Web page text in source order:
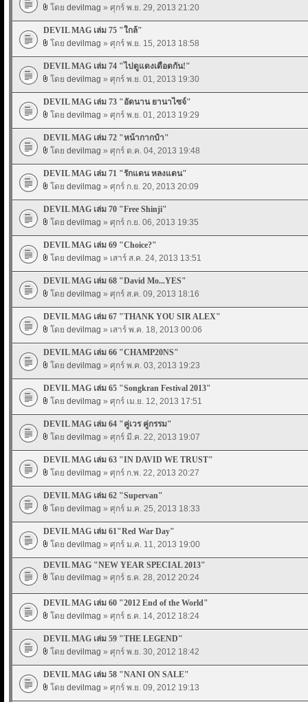
โดย devilmag » ศุกร์ พ.ย. 29, 2013 21:20
DEVIL MAG เล่ม 75 "ใกล้"
โดย devilmag » ศุกร์ พ.ย. 15, 2013 18:58
DEVIL MAG เล่ม 74 "ไปดูแดงเดือดกัน!"
โดย devilmag » ศุกร์ พ.ย. 01, 2013 19:30
DEVIL MAG เล่ม 73 "อัดนาน ยานาไซจ์"
โดย devilmag » ศุกร์ พ.ย. 01, 2013 19:29
DEVIL MAG เล่ม 72 "หน้ากากป๋า"
โดย devilmag » ศุกร์ ต.ค. 04, 2013 19:48
DEVIL MAG เล่ม 71 "รักแดน หลงแดน"
โดย devilmag » ศุกร์ ก.ย. 20, 2013 20:09
DEVIL MAG เล่ม 70 "Free Shinji"
โดย devilmag » ศุกร์ ก.ย. 06, 2013 19:35
DEVIL MAG เล่ม 69 "Choice?"
โดย devilmag » เสาร์ ส.ค. 24, 2013 13:51
DEVIL MAG เล่ม 68 "David Mo...YES"
โดย devilmag » ศุกร์ ส.ค. 09, 2013 18:16
DEVIL MAG เล่ม 67 "THANK YOU SIR ALEX"
โดย devilmag » เสาร์ พ.ค. 18, 2013 00:06
DEVIL MAG เล่ม 66 "CHAMP20NS"
โดย devilmag » ศุกร์ พ.ค. 03, 2013 19:23
DEVIL MAG เล่ม 65 "Songkran Festival 2013"
โดย devilmag » ศุกร์ เม.ย. 12, 2013 17:51
DEVIL MAG เล่ม 64 "คู่เวร คู่กรรม"
โดย devilmag » ศุกร์ มี.ค. 22, 2013 19:07
DEVIL MAG เล่ม 63 "IN DAVID WE TRUST"
โดย devilmag » ศุกร์ ก.พ. 22, 2013 20:27
DEVIL MAG เล่ม 62 "Supervan"
โดย devilmag » ศุกร์ ม.ค. 25, 2013 18:33
DEVIL MAG เล่ม 61"Red War Day"
โดย devilmag » ศุกร์ ม.ค. 11, 2013 19:00
DEVIL MAG "NEW YEAR SPECIAL 2013"
โดย devilmag » ศุกร์ ธ.ค. 28, 2012 20:24
DEVIL MAG เล่ม 60 "2012 End of the World"
โดย devilmag » ศุกร์ ธ.ค. 14, 2012 18:24
DEVIL MAG เล่ม 59 "THE LEGEND"
โดย devilmag » ศุกร์ พ.ย. 30, 2012 18:42
DEVIL MAG เล่ม 58 "NANI ON SALE"
โดย devilmag » ศุกร์ พ.ย. 09, 2012 19:13